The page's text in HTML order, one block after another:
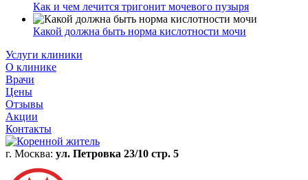
Как и чем лечится тригонит мочевого пузыря
Какой должна быть норма кислотности мочи
Услуги клиники
О клинике
Врачи
Цены
Отзывы
Акции
Контакты
г. Москва: ул. Петровка 23/10 стр. 5